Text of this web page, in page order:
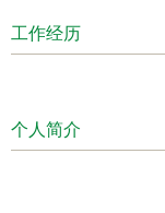
工作经历
个人简介